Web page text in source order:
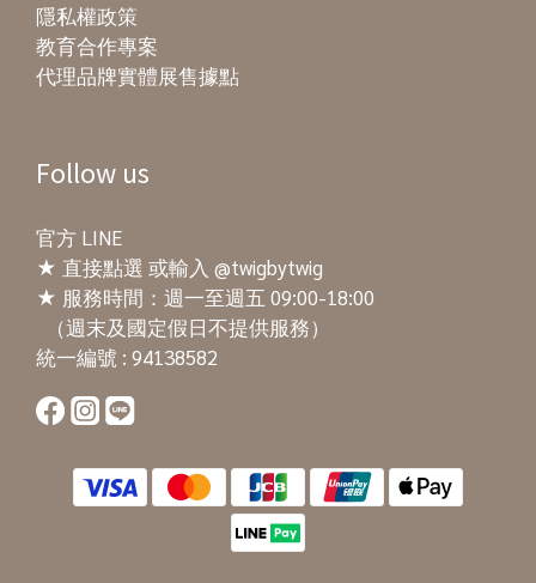
隱私權政策
教育合作專案
代理品牌實體展售據點
Follow us
官方 LINE
★ 直接點選 或輸入 @twigbytwig
★ 服務時間：週一至週五 09:00-18:00
（週末及國定假日不提供服務）
統一編號 : 94138582